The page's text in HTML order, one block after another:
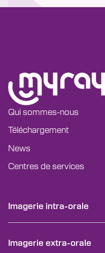
Qui sommes-nous
Téléchargement
News
Centres de services
Imagerie intra-orale
RX DC eXTend
Imagerie extra-orale